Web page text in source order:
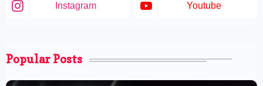
Instagram Youtube
Popular Posts